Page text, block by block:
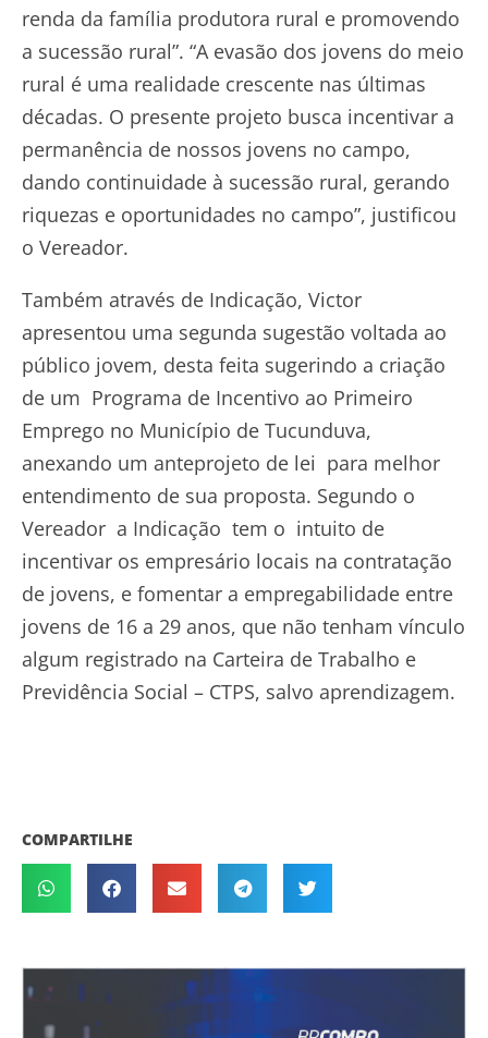
renda da família produtora rural e promovendo
a sucessão rural”. “A evasão dos jovens do meio
rural é uma realidade crescente nas últimas
décadas. O presente projeto busca incentivar a
permanência de nossos jovens no campo,
dando continuidade à sucessão rural, gerando
riquezas e oportunidades no campo”, justificou
o Vereador.
Também através de Indicação, Victor
apresentou uma segunda sugestão voltada ao
público jovem, desta feita sugerindo a criação
de um Programa de Incentivo ao Primeiro
Emprego no Município de Tucunduva,
anexando um anteprojeto de lei para melhor
entendimento de sua proposta. Segundo o
Vereador a Indicação tem o intuito de
incentivar os empresário locais na contratação
de jovens, e fomentar a empregabilidade entre
jovens de 16 a 29 anos, que não tenham vínculo
algum registrado na Carteira de Trabalho e
Previdência Social – CTPS, salvo aprendizagem.
COMPARTILHE